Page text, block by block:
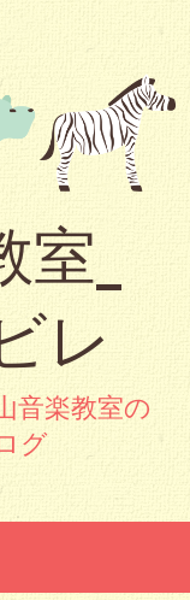
_
レ
音楽教室の
グ